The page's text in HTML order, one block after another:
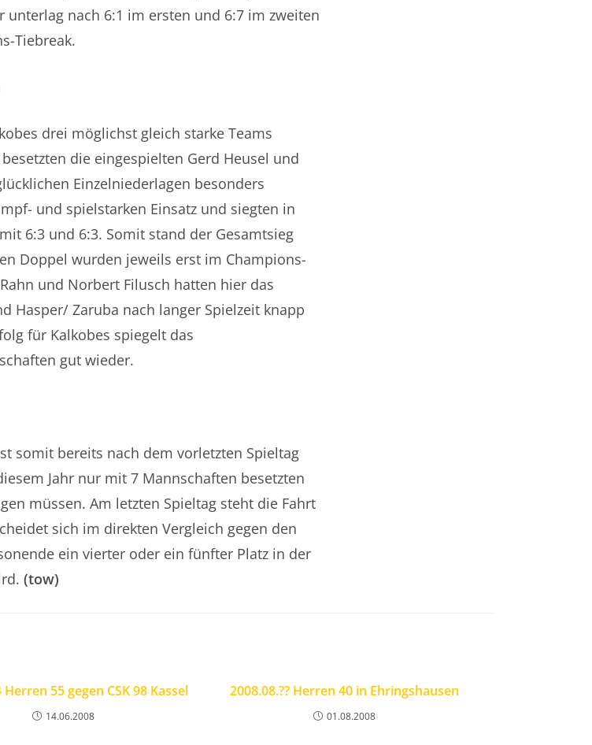
unterlag nach 6:1 im ersten und 6:7 im zweiten
Tiebreak.
drei möglichst gleich starke Teams
die eingespielten Gerd Heusel und
Einzelniederlagen besonders
und spielstarken Einsatz und siegten in
6:3 und 6:3. Somit stand der Gesamtsieg
Doppel wurden jeweils erst im Champions-
und Norbert Filusch hatten hier das
Hasper/ Zaruba nach langer Spielzeit knapp
für Kalkobes spiegelt das
gut wieder.
somit bereits nach dem vorletzten Spieltag
Jahr nur mit 7 Mannschaften besetzten
müssen. Am letzten Spieltag steht die Fahrt
sich im direkten Vergleich gegen den
ein vierter oder ein fünfter Platz in der
(tow)
Herren 55 gegen CSK 98 Kassel
14.06.2008
2008.08.?? Herren 40 in Ehringshausen
01.08.2008